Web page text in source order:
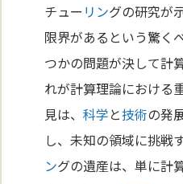
チュー リングの研究が
限界があるという驚く
つかの問題が決して計
れが計算理論における
見は、科学と技術の発
し、未知の領域に挑戦
ングの遺産は、単に計